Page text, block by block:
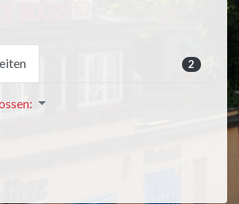
2
: